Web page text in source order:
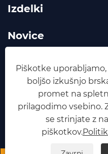
Izdelki
Novice
Kontaktiraj nas
Links Sitemap RSS
Avtorske pravice ©
Co., Ltd. Vse
Piškotke
boljšo izkušnjo
promet na
prilagodimo vsebino.
se strinjate z
piškotkov.